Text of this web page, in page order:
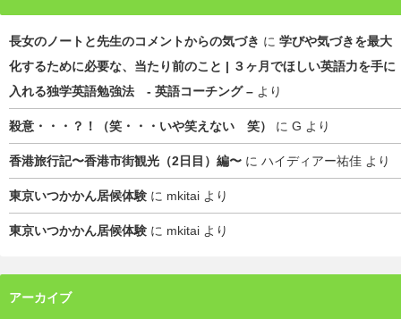
長女のノートと先生のコメントからの気づき に 学びや気づきを最大
化するために必要な、当たり前のこと | ３ヶ月でほしい英語力を手に
入れる独学英語勉強法 - 英語コーチング – より
殺意・・・？！（笑・・・いや笑えない 笑） に G より
香港旅行記〜香港市街観光（2日目）編〜 に ハイディアー祐佳 より
東京いつかかん居候体験 に mkitai より
東京いつかかん居候体験 に mkitai より
アーカイブ